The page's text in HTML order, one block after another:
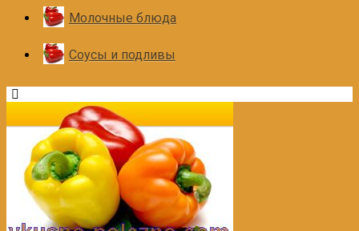
Молочные блюда
Соусы и подливы